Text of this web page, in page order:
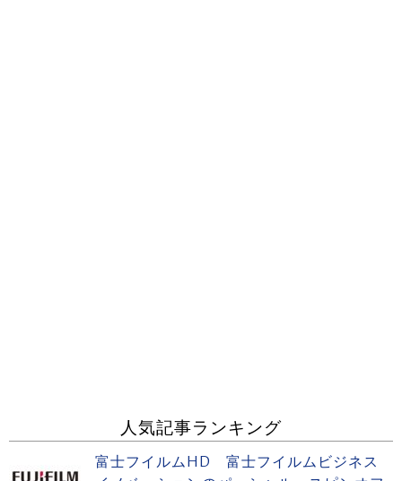
人気記事ランキング
富士フイルムHD 富士フイルムビジネス